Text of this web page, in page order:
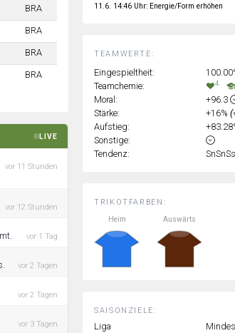
BRA
BRA
BRA
BRA
LIVE
vor 11 Stunden
vor 12 Stunden
vor 1 Tag
vor 2 Tagen
vor 2 Tagen
vor 3 Tagen
TRIKOTFARBEN:
Heim
Auswärts
SAISONZIELE:
Liga
TEAMWERTE:
Eingespieltheit:
Teamchemie:
4
Moral:
+96.3
Stärke:
+16%
Aufstieg:
Sonstige:
Tendenz:
11.6. 14:46 Uhr: Energie/Form erhöhen